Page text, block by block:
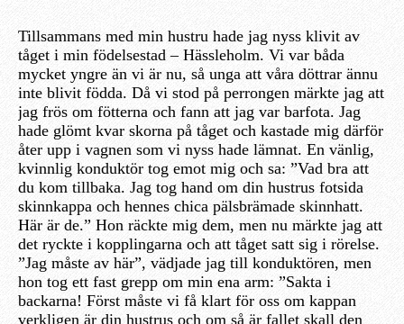
Tillsammans med min hustru hade jag nyss klivit av
tåget i min födelsestad – Hässleholm. Vi var båda
mycket yngre än vi är nu, så unga att våra döttrar ännu
inte blivit födda. Då vi stod på perrongen märkte jag att
jag frös om fötterna och fann att jag var barfota. Jag
hade glömt kvar skorna på tåget och kastade mig därför
åter upp i vagnen som vi nyss hade lämnat. En vänlig,
kvinnlig konduktör tog emot mig och sa: ”Vad bra att
du kom tillbaka. Jag tog hand om din hustrus fotsida
skinnkappa och hennes chica pälsbrämade skinnhatt.
Här är de.” Hon räckte mig dem, men nu märkte jag att
det ryckte i kopplingarna och att tåget satt sig i rörelse.
”Jag måste av här”, vädjade jag till konduktören, men
hon tog ett fast grepp om min ena arm: ”Sakta i
backarna! Först måste vi få klart för oss om kappan
verkligen är din hustrus och om så är fallet skall den